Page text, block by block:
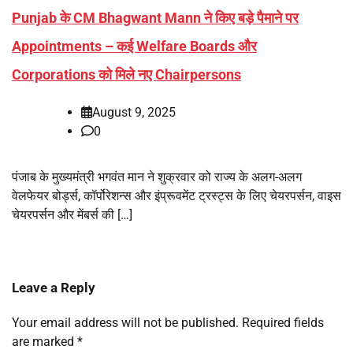
Punjab के CM Bhagwant Mann ने किए बड़े पैमाने पर
Appointments – कई Welfare Boards और
Corporations को मिले नए Chairpersons
August 9, 2025
0
पंजाब के मुख्यमंत्री भगवंत मान ने शुक्रवार को राज्य के अलग-अलग
वेलफेयर बोर्ड्स, कॉर्पोरेशन्स और इंप्रूवमेंट ट्रस्ट्स के लिए चेयरपर्सन, वाइस
चेयरपर्सन और मेंबर्स की […]
Leave a Reply
Your email address will not be published. Required fields
are marked *